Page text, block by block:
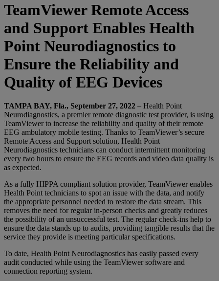
TeamViewer Remote Access
and Support Enables Health
Point Neurodiagnostics to
Ensure the Reliability and
Quality of EEG Devices
TAMPA BAY, Fla., September 27, 2022 – Health Point
Neurodiagnostics, a premier remote diagnostic test provider, is using
TeamViewer to increase the reliability and quality of their remote
EEG ambulatory mobile testing. Thanks to TeamViewer’s secure
Remote Access and Support solution, Health Point
Neurodiagnostics technicians can conduct intermittent monitoring
every two hours to ensure the EEG records and video data quality is
as expected.
As a fully HIPPA compliant solution provider, TeamViewer enables
Health Point technicians to spot an issue with the data, and notify
the appropriate personnel needed to restore the data stream. This
removes the need for regular in-person checks and greatly reduces
the possibility of an unsuccessful test. The regular check-ins help to
ensure the data stands up to audits, providing tangible results that the
service they provide is meeting particular specifications.
To date, Health Point Neurodiagnostics has easily passed every
audit conducted while using the TeamViewer software and
connection reporting system.